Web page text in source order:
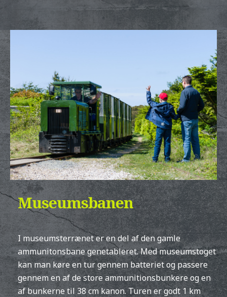
Museumsbanen
I museumsterrænet er en del af den gamle
ammunitonsbane genetableret. Med museumstoget
kan man køre en tur gennem batteriet og passere
gennem en af de store ammunitionsbunkere og en
af bunkerne til 38 cm kanon. Turen er godt 1 km